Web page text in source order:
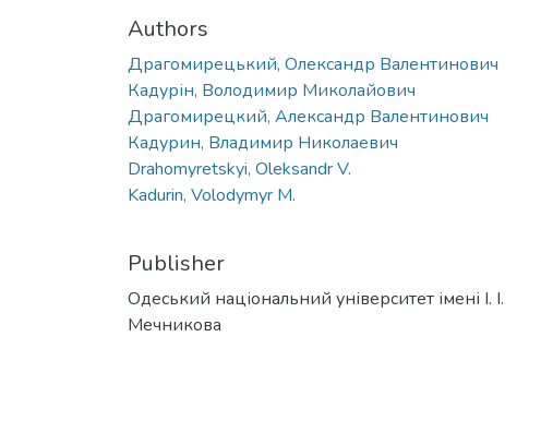
Authors
Драгомирецький, Олександр Валентинович
Кадурін, Володимир Миколайович
Драгомирецкий, Александр Валентинович
Кадурин, Владимир Николаевич
Drahomyretskyi, Oleksandr V.
Kadurin, Volodymyr M.
Publisher
Одеський національний університет імені І. І.
Мечникова